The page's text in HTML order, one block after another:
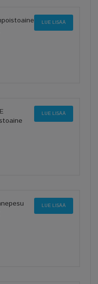
LUE LISÄÄ
LUE LISÄÄ
LUE LISÄÄ